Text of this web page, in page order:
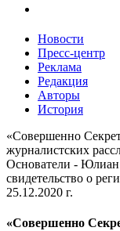
Новости
Пресс-центр
Реклама
Редакция
Авторы
История
«Совершенно
журналистских
Основатели -
свидетельство о
25.12.2020 г.
«Совершенно